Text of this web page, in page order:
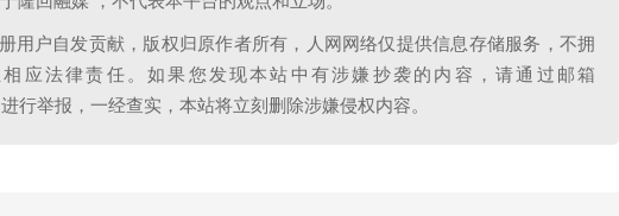
用户自发贡献，版权归原作者所有，人网网络仅提供信息存储服务，不拥
应法律责任。如果您发现本站中有涉嫌抄袭的内容，请通过邮箱
行举报，一经查实，本站将立刻删除涉嫌侵权内容。